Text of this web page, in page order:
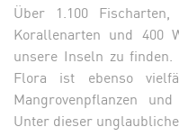
Über 1.100
Korallenarten und 400
unsere Inseln zu
Flora ist ebenso
Mangrovenpflanzen
Unter dieser